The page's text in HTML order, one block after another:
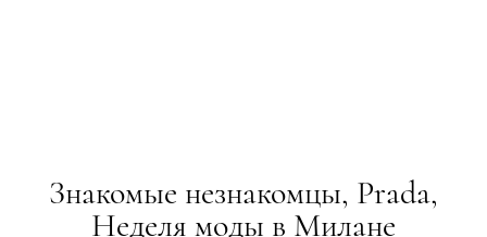
Знакомые незнакомцы, Prada,
Неделя моды в Милане